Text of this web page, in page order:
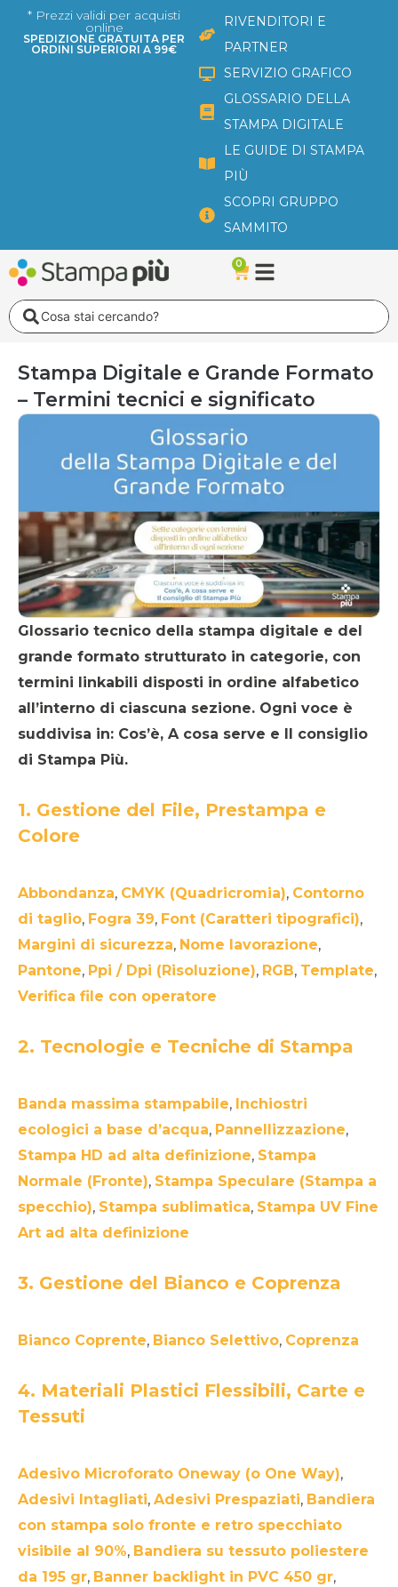
* Prezzi validi per acquisti
online
SPEDIZIONE GRATUITA PER
ORDINI SUPERIORI A 99€
RIVENDITORI E
PARTNER
SERVIZIO GRAFICO
GLOSSARIO DELLA
STAMPA DIGITALE
LE GUIDE DI STAMPA
PIÙ
SCOPRI GRUPPO
SAMMITO
0
Carrello
Search
Stampa Digitale e Grande Formato
– Termini tecnici e significato
Glossario tecnico della stampa digitale e del
grande formato strutturato in categorie, con
termini linkabili disposti in ordine alfabetico
all’interno di ciascuna sezione. Ogni voce è
suddivisa in: Cos’è, A cosa serve e Il consiglio
di Stampa Più.
1. Gestione del File, Prestampa e
Colore
Abbondanza, CMYK (Quadricromia), Contorno
di taglio, Fogra 39, Font (Caratteri tipografici),
Margini di sicurezza, Nome lavorazione,
Pantone, Ppi / Dpi (Risoluzione), RGB, Template,
Verifica file con operatore
2. Tecnologie e Tecniche di Stampa
Banda massima stampabile, Inchiostri
ecologici a base d’acqua, Pannellizzazione,
Stampa HD ad alta definizione, Stampa
Normale (Fronte), Stampa Speculare (Stampa a
specchio), Stampa sublimatica, Stampa UV Fine
Art ad alta definizione
3. Gestione del Bianco e Coprenza
Bianco Coprente, Bianco Selettivo, Coprenza
4. Materiali Plastici Flessibili, Carte e
Tessuti
Adesivo Microforato Oneway (o One Way),
Adesivi Intagliati, Adesivi Prespaziati, Bandiera
con stampa solo fronte e retro specchiato
visibile al 90%, Bandiera su tessuto poliestere
da 195 gr, Banner backlight in PVC 450 gr,